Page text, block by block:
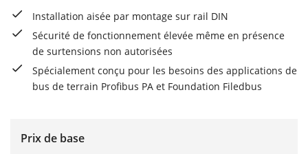
Installation aisée par montage sur rail DIN
Sécurité de fonctionnement élevée même en présence
de surtensions non autorisées
Spécialement conçu pour les besoins des applications de
bus de terrain Profibus PA et Foundation Filedbus
Prix de base